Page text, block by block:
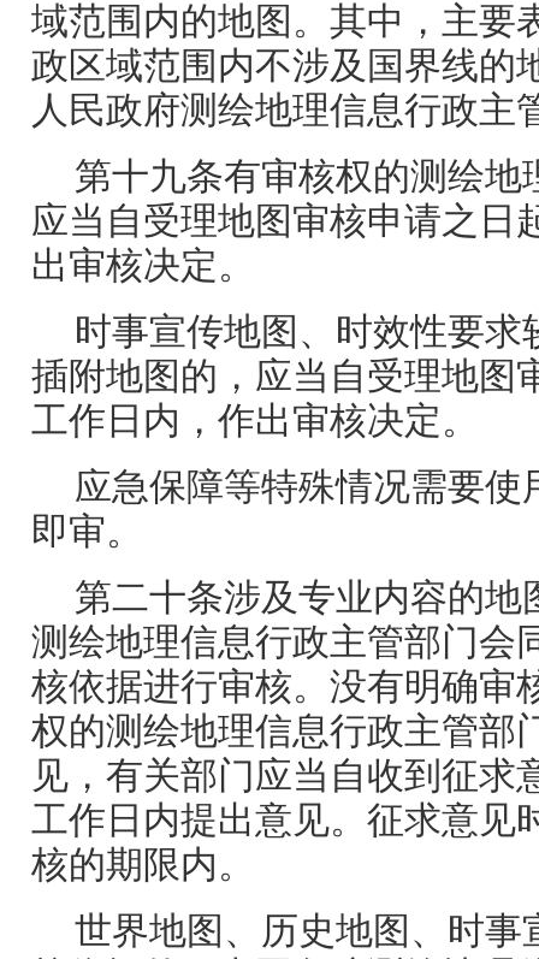
域范围内的地图。其中，主要
政区域范围内不涉及国界线的
人民政府测绘地理信息行政主
第十九条有审核权的测绘地
应当自受理地图审核申请之日
出审核决定。
时事宣传地图、时效性要求
插附地图的，应当自受理地图
工作日内，作出审核决定。
应急保障等特殊情况需要使
即审。
第二十条涉及专业内容的地
测绘地理信息行政主管部门会
核依据进行审核。没有明确审
权的测绘地理信息行政主管部
见，有关部门应当自收到征求
工作日内提出意见。征求意见
核的期限内。
世界地图、历史地图、时事